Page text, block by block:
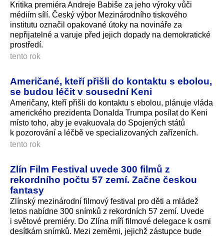
Kritika premiéra Andreje Babiše za jeho výroky vůči
médiím sílí. Český výbor Mezinárodního tiskového
institutu označil opakované útoky na novináře za
nepřijatelné a varuje před jejich dopady na demokratické
prostředí.
tento rok
Američané, kteří přišli do kontaktu s ebolou,
se budou léčit v sousední Keni
Američany, kteří přišli do kontaktu s ebolou, plánuje vláda
amerického prezidenta Donalda Trumpa posílat do Keni
místo toho, aby je evakuovala do Spojených států
k pozorování a léčbě ve specializovaných zařízeních.
tento rok
Zlín Film Festival uvede 300 filmů z
rekordního počtu 57 zemí. Začne českou
fantasy
Zlínský mezinárodní filmový festival pro děti a mládež
letos nabídne 300 snímků z rekordních 57 zemí. Uvede
i světové premiéry. Do Zlína míří filmové delegace k osmi
desítkám snímků. Mezi zeměmi, jejichž zástupce bude